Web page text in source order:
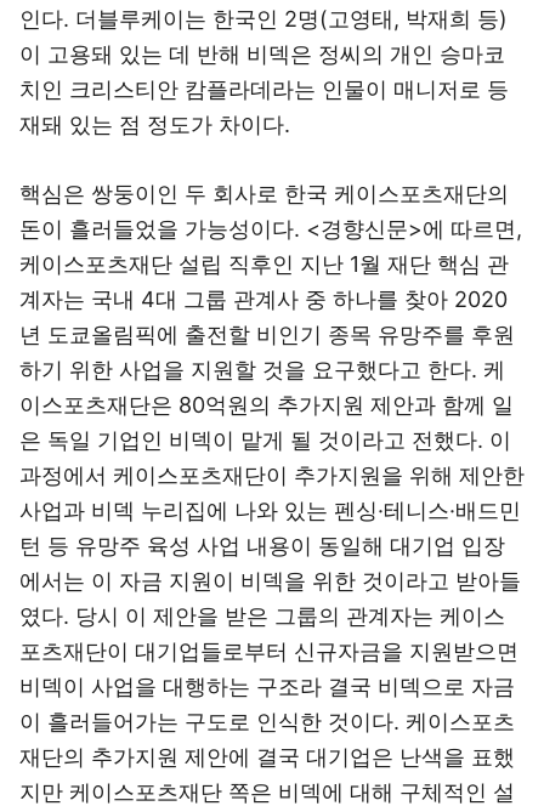
인다. 더블루케이는 한국인 2명(고영태, 박재희 등)
이 고용돼 있는 데 반해 비덱은 정씨의 개인 승마코
치인 크리스티안 캄플라데라는 인물이 매니저로 등
재돼 있는 점 정도가 차이다.
핵심은 쌍둥이인 두 회사로 한국 케이스포츠재단의
돈이 흘러들었을 가능성이다. <경향신문>에 따르면,
케이스포츠재단 설립 직후인 지난 1월 재단 핵심 관
계자는 국내 4대 그룹 관계사 중 하나를 찾아 2020
년 도쿄올림픽에 출전할 비인기 종목 유망주를 후원
하기 위한 사업을 지원할 것을 요구했다고 한다. 케
이스포츠재단은 80억원의 추가지원 제안과 함께 일
은 독일 기업인 비덱이 맡게 될 것이라고 전했다. 이
과정에서 케이스포츠재단이 추가지원을 위해 제안한
사업과 비덱 누리집에 나와 있는 펜싱·테니스·배드민
턴 등 유망주 육성 사업 내용이 동일해 대기업 입장
에서는 이 자금 지원이 비덱을 위한 것이라고 받아들
였다. 당시 이 제안을 받은 그룹의 관계자는 케이스
포츠재단이 대기업들로부터 신규자금을 지원받으면
비덱이 사업을 대행하는 구조라 결국 비덱으로 자금
이 흘러들어가는 구도로 인식한 것이다. 케이스포츠
재단의 추가지원 제안에 결국 대기업은 난색을 표했
지만 케이스포츠재단 쪽은 비덱에 대해 구체적인 설